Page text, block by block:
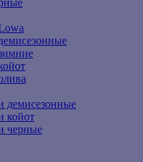
демисезонные
койот
черные